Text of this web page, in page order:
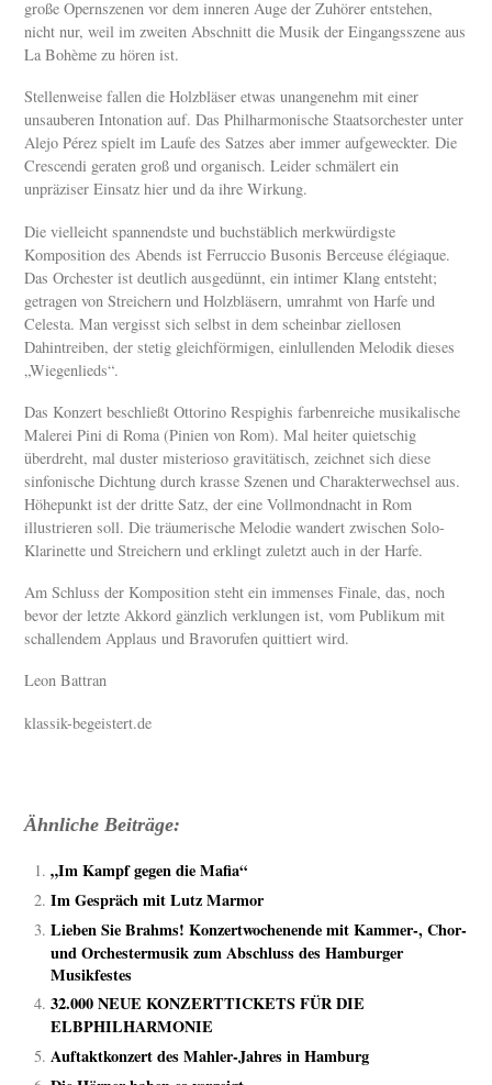
große Opernszenen vor dem inneren Auge der Zuhörer entstehen,
nicht nur, weil im zweiten Abschnitt die Musik der Eingangsszene aus
La Bohème zu hören ist.
Stellenweise fallen die Holzbläser etwas unangenehm mit einer
unsauberen Intonation auf. Das Philharmonische Staatsorchester unter
Alejo Pérez spielt im Laufe des Satzes aber immer aufgeweckter. Die
Crescendi geraten groß und organisch. Leider schmälert ein
unpräziser Einsatz hier und da ihre Wirkung.
Die vielleicht spannendste und buchstäblich merkwürdigste
Komposition des Abends ist Ferruccio Busonis Berceuse élégiaque.
Das Orchester ist deutlich ausgedünnt, ein intimer Klang entsteht;
getragen von Streichern und Holzbläsern, umrahmt von Harfe und
Celesta. Man vergisst sich selbst in dem scheinbar ziellosen
Dahintreiben, der stetig gleichförmigen, einlullenden Melodik dieses
„Wiegenlieds“.
Das Konzert beschließt Ottorino Respighis farbenreiche musikalische
Malerei Pini di Roma (Pinien von Rom). Mal heiter quietschig
überdreht, mal duster misterioso gravitätisch, zeichnet sich diese
sinfonische Dichtung durch krasse Szenen und Charakterwechsel aus.
Höhepunkt ist der dritte Satz, der eine Vollmondnacht in Rom
illustrieren soll. Die träumerische Melodie wandert zwischen Solo-
Klarinette und Streichern und erklingt zuletzt auch in der Harfe.
Am Schluss der Komposition steht ein immenses Finale, das, noch
bevor der letzte Akkord gänzlich verklungen ist, vom Publikum mit
schallendem Applaus und Bravorufen quittiert wird.
Leon Battran
klassik-begeistert.de
Ähnliche Beiträge:
„Im Kampf gegen die Mafia“
Im Gespräch mit Lutz Marmor
Lieben Sie Brahms! Konzertwochenende mit Kammer-, Chor-
und Orchestermusik zum Abschluss des Hamburger
Musikfestes
32.000 NEUE KONZERTTICKETS FÜR DIE
ELBPHILHARMONIE
Auftaktkonzert des Mahler-Jahres in Hamburg